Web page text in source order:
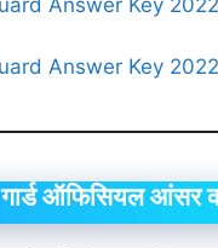
Answer Key
Answer Key
गार्ड ऑफिसियल